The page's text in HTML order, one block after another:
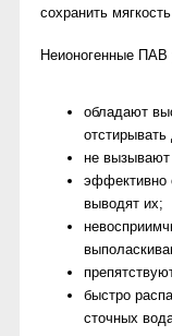
сохранить
Неионогенные
обладают
не вызывают
эффективно
выводят их;
быстро
сточных